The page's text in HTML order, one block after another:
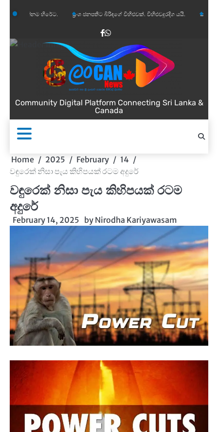
to
හිරේට. ප්‍රංශ ජනපතිට බිරිඳගේ විහිළුවක්. විහිළුවදුරදිග යයි. කැනඩාවේ වෙසෙන
Facebook
WhatsApp
Community Digital Platform Connecting Sri Lanka &
Canada
Home 2025 February
14
වඳුරෙක් නිසා පැය කිහිපයක් රටම අදුරේ
වඳුරෙක් නිසා පැය කිහිපයක් රටම
අදුරේ
February 14, 2025 by Nirodha Kariyawasam